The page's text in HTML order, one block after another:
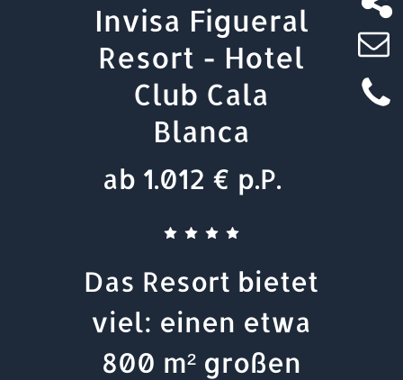
Invisa Figueral
Resort - Hotel
Club Cala
Blanca
ab 1.012 € p.P.
Das Resort bietet
viel: einen etwa
800 m² großen